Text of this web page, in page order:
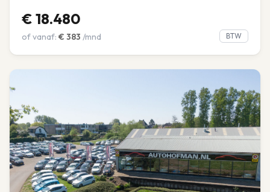
€ 18.480
of vanaf: € 383 /mnd BTW